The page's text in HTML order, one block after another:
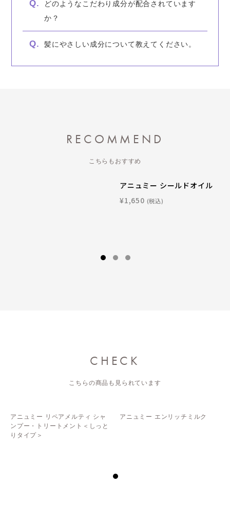
どのようなこだわり成分が配合されています
か？
髪にやさしい成分について教えてください。
RECOMMEND
こちらもおすすめ
アニュミー シールドオイル
¥1,650 (税込)
CHECK
こちらの商品も見られています
アニュミー リペアメルティ シャ
ンプー・トリートメント＜しっと
りタイプ＞
アニュミー エンリッチミルク